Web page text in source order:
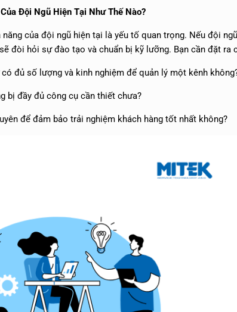
Đội Ngũ Hiện Tại Như Thế Nào?
năng của đội ngũ hiện tại là yếu tố quan trọng. Nếu đội
đòi hỏi sự đào tạo và chuẩn bị kỹ lưỡng. Bạn cần đặt ra
đủ số lượng và kinh nghiệm để quản lý một kênh
bị đầy đủ công cụ cần thiết chưa?
để đảm bảo trải nghiệm khách hàng tốt nhất không?